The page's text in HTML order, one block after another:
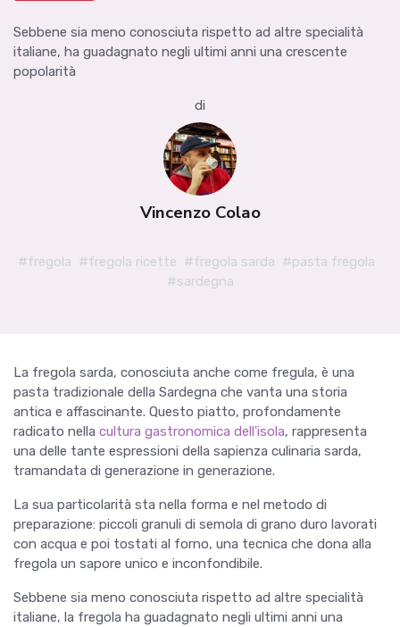
Sebbene sia meno conosciuta rispetto ad altre specialità
italiane, ha guadagnato negli ultimi anni una crescente
popolarità
di
Vincenzo Colao
#fregola #fregola ricette #fregola sarda #pasta fregola
#sardegna
La fregola sarda, conosciuta anche come fregula, è una
pasta tradizionale della Sardegna che vanta una storia
antica e affascinante. Questo piatto, profondamente
radicato nella cultura gastronomica dell'isola, rappresenta
una delle tante espressioni della sapienza culinaria sarda,
tramandata di generazione in generazione.
La sua particolarità sta nella forma e nel metodo di
preparazione: piccoli granuli di semola di grano duro lavorati
con acqua e poi tostati al forno, una tecnica che dona alla
fregola un sapore unico e inconfondibile.
Sebbene sia meno conosciuta rispetto ad altre specialità
italiane, la fregola ha guadagnato negli ultimi anni una